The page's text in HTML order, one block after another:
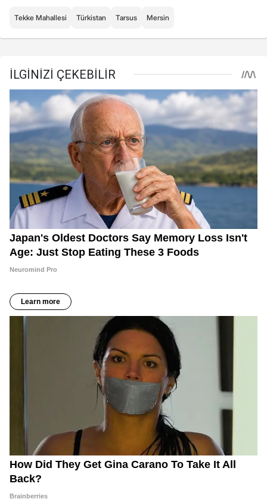
Tekke Mahallesi Türkistan Tarsus Mersin